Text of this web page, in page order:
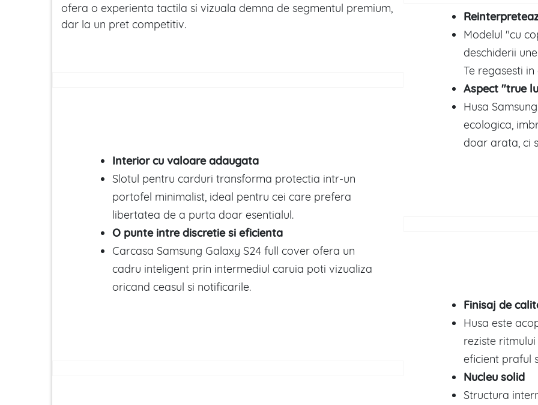
ofera o experienta tactila si vizuala demna de segmentul premium,
dar la un pret competitiv.
Modelul "cu
deschiderii
Te regasesti
Aspect ''true
Husa
ecologica,
doar arata, ci
Interior cu valoare adaugata
Slotul pentru carduri transforma protectia intr-un
portofel minimalist, ideal pentru cei care prefera
libertatea de a purta doar esentialul.
O punte intre discretie si eficienta
Carcasa Samsung Galaxy S24 full cover ofera un
cadru inteligent prin intermediul caruia poti vizualiza
oricand ceasul si notificarile.
Finisaj de
Husa este
reziste
eficient praful
Nucleu solid
Structura